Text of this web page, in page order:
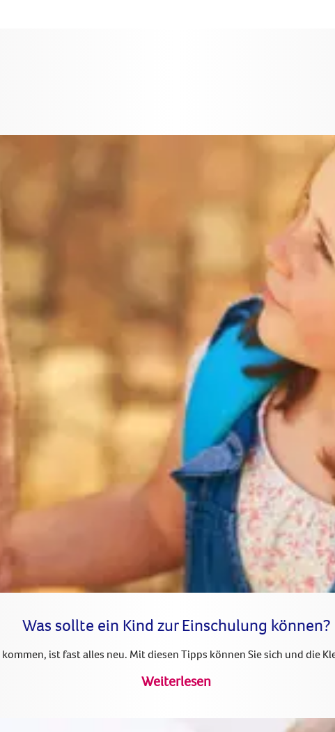
Was sollte ein Kind zur Einschulung können?
ist fast alles neu. Mit diesen Tipps können Sie sich und die
Weiterlesen